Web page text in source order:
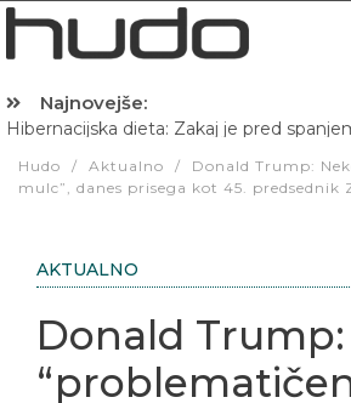
Najnovejše:
Hibernacijska dieta: Zakaj je pred
Hudo / Aktualno /
Donald Trump:
mulc”, danes prisega kot 45. predsednik
AKTUALNO
Donald